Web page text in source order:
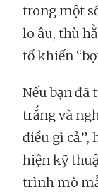
trong một
lo âu, thù
tố khiến
Nếu bạn đã
trắng và
điều gì
hiện kỹ
trình mò